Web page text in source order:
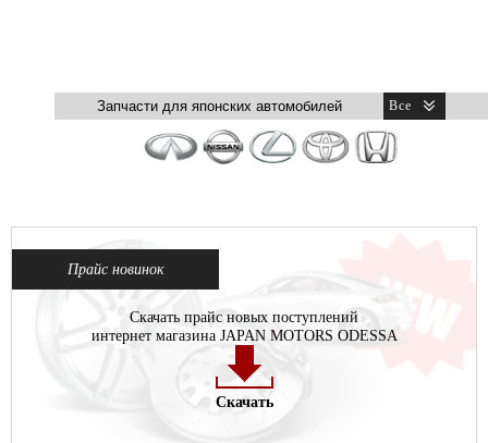
Прайс новинок
Скачать прайс новых поступлений
интернет магазина JAPAN MOTORS ODESSA
Скачать